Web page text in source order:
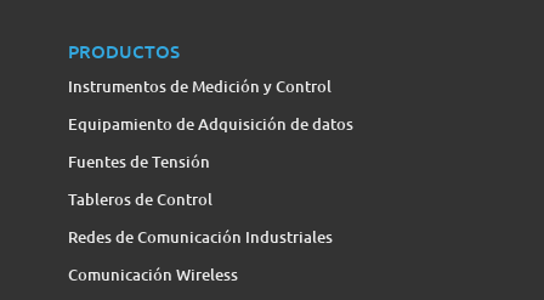
PRODUCTOS
Instrumentos de Medición y Control
Equipamiento de Adquisición de datos
Fuentes de Tensión
Tableros de Control
Redes de Comunicación Industriales
Comunicación Wireless